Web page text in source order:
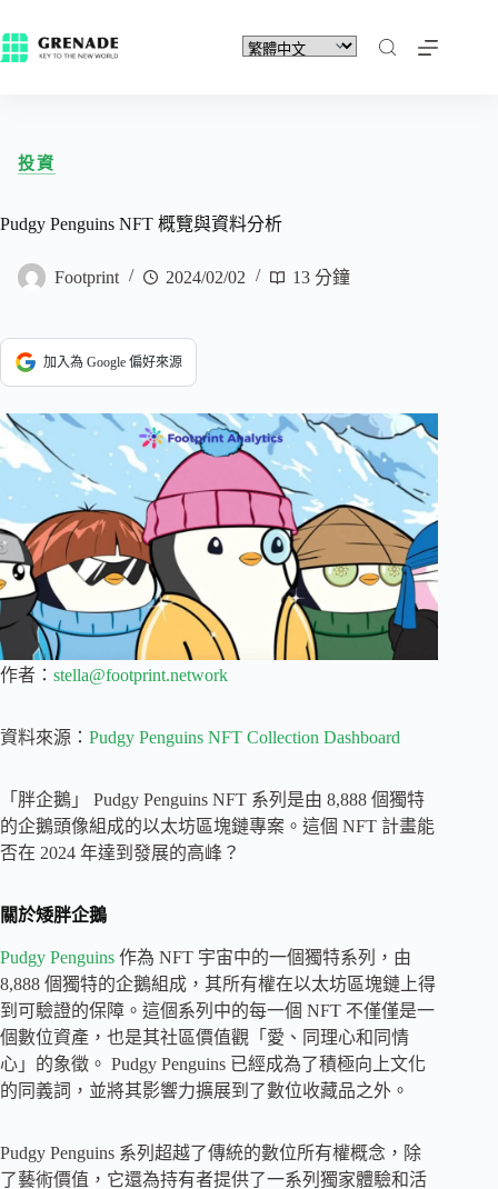
投資
Pudgy Penguins NFT 概覽與資料分析
Footprint 2024/02/02 13 分鐘
加入為 Google 偏好來源
作者： stella@footprint.network
資料來源： Pudgy Penguins NFT Collection Dashboard
「胖企鵝」 Pudgy Penguins NFT 系列是由 8,888 個獨特
的企鵝頭像組成的以太坊區塊鏈專案。這個 NFT 計畫能
否在 2024 年達到發展的高峰？
關於矮胖企鵝
Pudgy Penguins 作為 NFT 宇宙中的一個獨特系列，由
8,888 個獨特的企鵝組成，其所有權在以太坊區塊鏈上得
到可驗證的保障。這個系列中的每一個 NFT 不僅僅是一
個數位資產，也是其社區價值觀「愛、同理心和同情
心」的象徵。 Pudgy Penguins 已經成為了積極向上文化
的同義詞，並將其影響力擴展到了數位收藏品之外。
Pudgy Penguins 系列超越了傳統的數位所有權概念，除
了藝術價值，它還為持有者提供了一系列獨家體驗和活